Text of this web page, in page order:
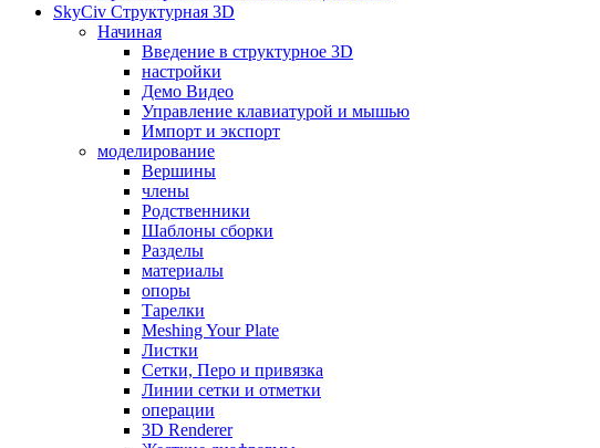
SkyCiv Структурная 3D
Начиная
Введение в структурное 3D
настройки
Демо Видео
Управление клавиатурой и мышью
Импорт и экспорт
моделирование
Вершины
члены
Родственники
Шаблоны сборки
Разделы
материалы
опоры
Тарелки
Meshing Your Plate
Листки
Сетки, Перо и привязка
Линии сетки и отметки
операции
3D Renderer